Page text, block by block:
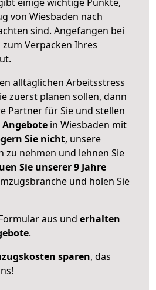
von Wiesbaden nach
sind. Angefangen bei
Verpacken Ihres
alltäglichen Arbeitsstress
zuerst planen sollen, dann
Partner für Sie und stellen
in Wiesbaden mit
Sie nicht, unsere
zu nehmen und lehnen Sie
Sie unserer 9 Jahre
und holen Sie
aus und erhalten
.
sparen, das